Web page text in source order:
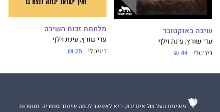
שיבה באוקטובר
עדי שורץ, עינת וילף
דיגיטלי 44 ₪
מלחמת זכות השיבה
עדי שורץ, עינת וילף
דיגיטלי 25 ₪
משימת העל של אינדיבוק היא לאפשר לכמה שיותר סופרים וסופרות